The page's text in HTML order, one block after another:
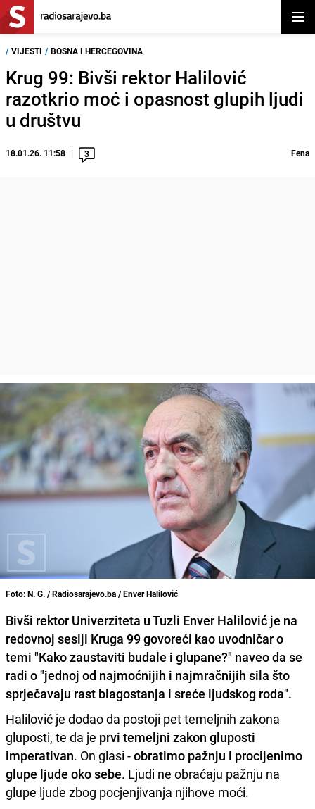
/ VIJESTI / BOSNA I HERCEGOVINA
Krug 99: Bivši rektor Halilović
razotkrio moć i opasnost glupih ljudi
u društvu
18.01.26. 11:58 3 Fena
Foto: N. G. / Radiosarajevo.ba / Enver Halilović
Bivši rektor Univerziteta u Tuzli Enver Halilović je na
redovnoj sesiji Kruga 99 govoreći kao uvodničar o
temi "Kako zaustaviti budale i glupane?" naveo da se
radi o "jednoj od najmoćnijih i najmračnijih sila što
sprječavaju rast blagostanja i sreće ljudskog roda".
Halilović je dodao da postoji pet temeljnih zakona
gluposti, te da je prvi temeljni zakon gluposti
imperativan. On glasi -obratimo pažnju i procijenimo
glupe ljude oko sebe. Ljudi ne obraćaju pažnju na
glupe ljude zbog pocjenjivanja njihove moći.